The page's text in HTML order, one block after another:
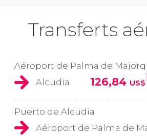
Transferts
Aéroport de Palma de
Alcudia
126,84 US$
Puerto de Alcudia
Aéroport de Palma de